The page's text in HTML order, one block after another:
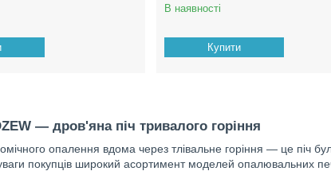
В наявності
Купити
— дров'яна піч тривалого горіння
опалення вдома через тлівальне горіння — це піч
покупців широкий асортимент моделей опалювальних